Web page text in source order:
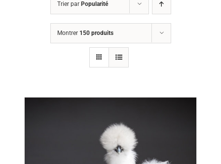
Trier par Popularité
Montrer 150 produits